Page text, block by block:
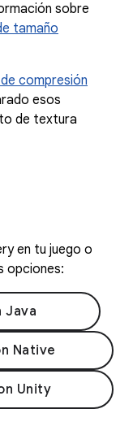
sobre
tamaño
compresión
esos
de textura
en tu juego o
opciones:
Java
Native
Unity